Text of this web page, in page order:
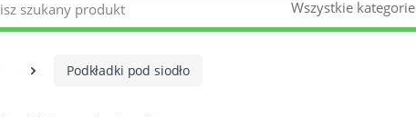
Wszystkie kategorie
Podkładki pod siodło